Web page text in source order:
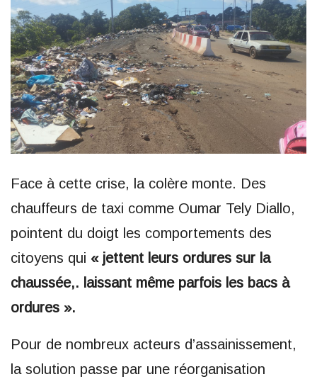
Face à cette crise, la colère monte. Des
chauffeurs de taxi comme Oumar Tely Diallo,
pointent du doigt les comportements des
citoyens qui « jettent leurs ordures sur la
chaussée,. laissant même parfois les bacs à
ordures ».
Pour de nombreux acteurs d’assainissement,
la solution passe par une réorganisation